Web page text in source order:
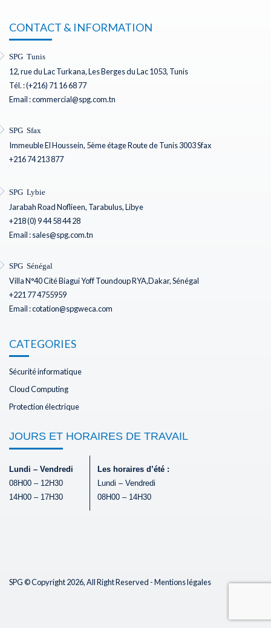
CONTACT & INFORMATION
SPG Tunis
12, rue du Lac Turkana, Les Berges du Lac 1053, Tunis
Tél. : (+216) 71 16 68 77
Email : commercial@spg.com.tn
SPG Sfax
Immeuble El Houssein, 5ème étage Route de Tunis 3003 Sfax
+216 74 213 877
SPG Lybie
Jarabah Road Noflieen, Tarabulus, Libye
+218 (0) 9 44 58 44 28
Email : sales@spg.com.tn
SPG Sénégal
Villa N°40 Cité Biagui Yoff Toundoup RYA,Dakar, Sénégal
+221 77 4755959
Email : cotation@spgweca.com
CATEGORIES
Sécurité informatique
Cloud Computing
Protection électrique
JOURS ET HORAIRES DE TRAVAIL
Lundi – Vendredi
08H00 – 12H30
14H00 – 17H30
Les horaires d’été :
Lundi – Vendredi
08H00 – 14H30
SPG © Copyright 2026, All Right Reserved -Mentions légales